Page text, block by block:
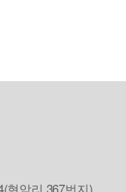
현암리 367번지)